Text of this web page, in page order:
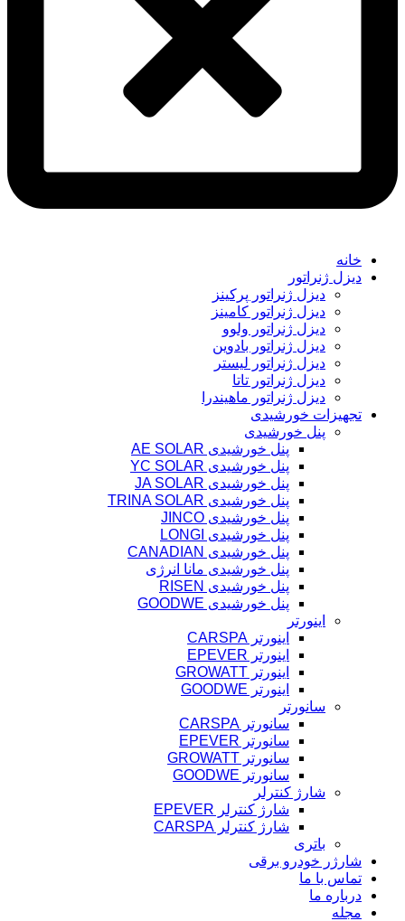
خانه
دیزل ژنراتور
دیزل ژنراتور پرکینز
دیزل ژنراتور کامینز
دیزل ژنراتور ولوو
دیزل ژنراتور بادوین
دیزل ژنراتور لیستر
دیزل ژنراتور تاتا
دیزل ژنراتور ماهیندرا
تجهیزات خورشیدی
پنل خورشیدی
پنل خورشیدی AE SOLAR
پنل خورشیدی YC SOLAR
پنل خورشیدی JA SOLAR
پنل خورشیدی TRINA SOLAR
پنل خورشیدی JINCO
پنل خورشیدی LONGI
پنل خورشیدی CANADIAN
پنل خورشیدی مانا انرژی
پنل خورشیدی RISEN
پنل خورشیدی GOODWE
اینورتر
اینورتر CARSPA
اینورتر EPEVER
اینورتر GROWATT
اینورتر GOODWE
سانورتر
سانورتر CARSPA
سانورتر EPEVER
سانورتر GROWATT
سانورتر GOODWE
شارژ کنترلر
شارژ کنترلر EPEVER
شارژ کنترلر CARSPA
باتری
شارژر خودرو برقی
تماس با ما
درباره ما
مجله